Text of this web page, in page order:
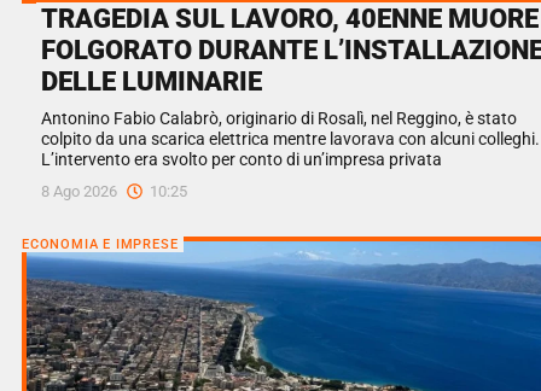
TRAGEDIA SUL LAVORO, 40ENNE MUORE
FOLGORATO DURANTE
DELLE LUMINARIE
Antonino Fabio Calabrò, originario di Rosalì, nel Reggino, è stato
colpito da una scarica elettrica mentre lavorava con alcuni colleghi.
L’intervento era svolto per conto di un’impresa privata
8 Ago 2026 10:25
ECONOMIA E IMPRESE